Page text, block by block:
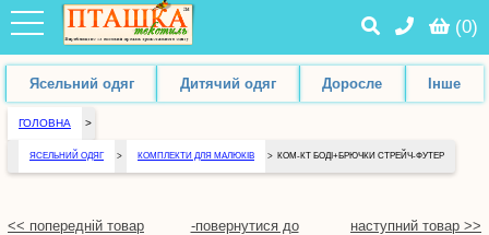
(0)
Ясельний одяг Дитячий одяг Доросле Інше
ГОЛОВНА >
ЯСЕЛЬНИЙ ОДЯГ > КОМПЛЕКТИ ДЛЯ МАЛЮКІВ > КОМ-КТ БОДІ+БРЮЧКИ СТРЕЙЧ-ФУТЕР
<< попередній товар
-повернутися до
наступний товар >>